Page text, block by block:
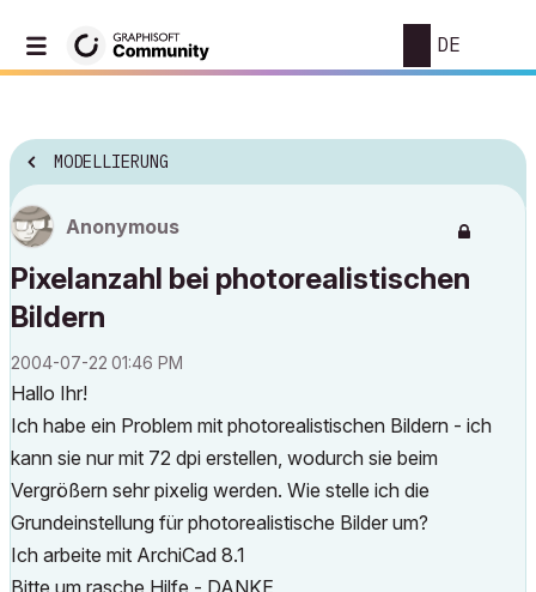
DE
MODELLIERUNG
Anonymous
Pixelanzahl bei photorealistischen
Bildern
‎2004-07-22 01:46 PM
Hallo Ihr!
Ich habe ein Problem mit photorealistischen Bildern - ich
kann sie nur mit 72 dpi erstellen, wodurch sie beim
Vergrößern sehr pixelig werden. Wie stelle ich die
Grundeinstellung für photorealistische Bilder um?
Ich arbeite mit ArchiCad 8.1
Bitte um rasche Hilfe - DANKE